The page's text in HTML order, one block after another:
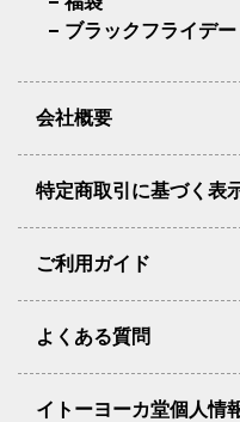
ブラックフライデー
会社概要
特定商取引に基づく表
ご利用ガイド
よくある質問
イトーヨーカ堂個人情